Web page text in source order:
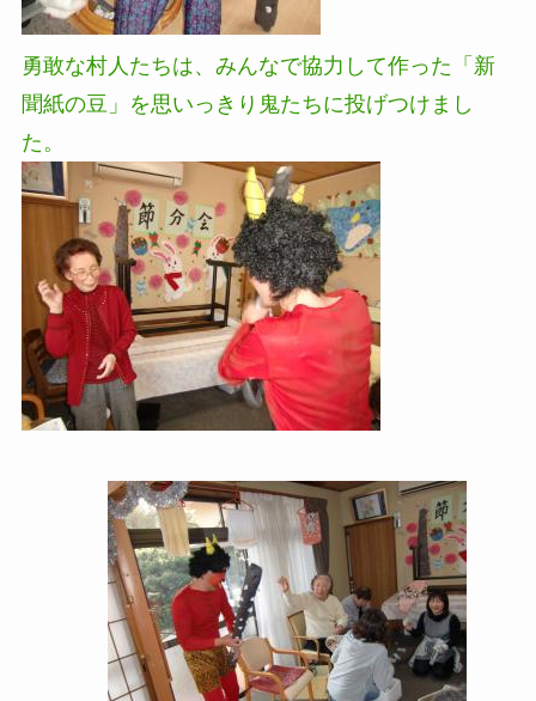
勇敢な村人たちは、みんなで協力して作った「新
聞紙の豆」を思いっきり鬼たちに投げつけまし
た。